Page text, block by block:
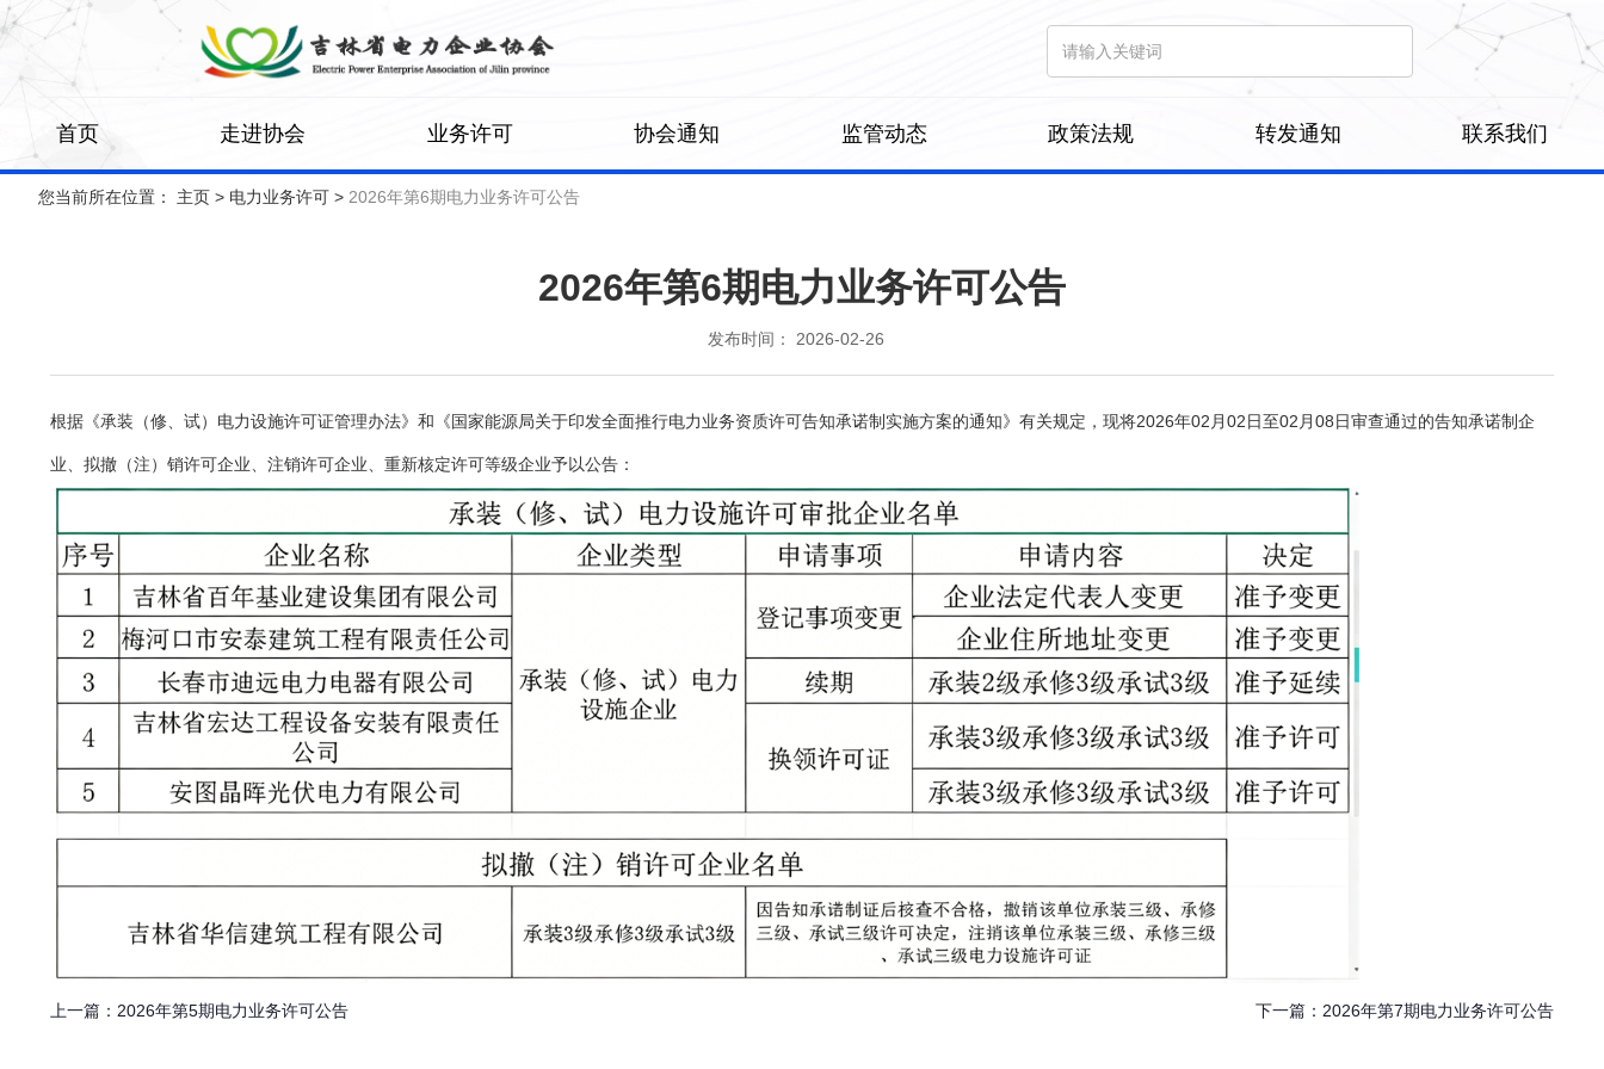
首页 走进协会 业务许可 协会通知 监管动态 政策法规 转发通知 联系我们
您当前所在位置： 主页 > 电力业务许可 > 2026年第6期电力业务许可公告
2026年第6期电力业务许可公告
发布时间： 2026-02-26
根据《承装（修、试）电力设施许可证管理办法》和《国家能源局关于印发全面推行电力业务资质许可告知承诺制 实施方案的通知》有关规定，现将2026年02月02日至02月08日审查通过的告知承诺制企
业、拟撤（注）销许可企业、注销许可企业、重新核定许可等级企业予以公告：
上一篇： 2026年第5期电力业务许可公告 下一篇： 2026年第7期电力业务许可公告